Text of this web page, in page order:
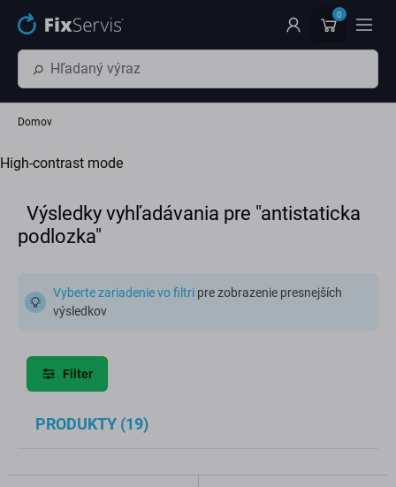
Preskočiť na hlavný obsah 0
Domov
High-contrast mode
Výsledky vyhľadávania pre "antistaticka
podlozka"
Vyberte zariadenie vo filtri pre zobrazenie presnejších
výsledkov
Filter
PRODUKTY (19)